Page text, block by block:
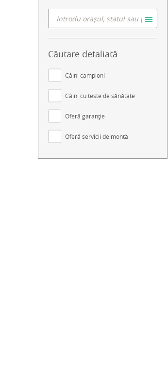
Căutare detaliată
Câini campioni
Câini cu teste de sănătate
Oferă garanție
Oferă servicii de montă